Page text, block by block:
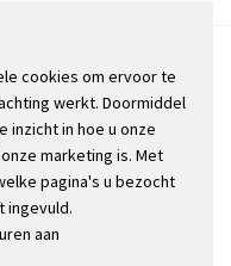
cookies om ervoor te
werkt. Doormiddel
inzicht in hoe u onze
marketing is. Met
pagina's u bezocht
ingevuld.
aan